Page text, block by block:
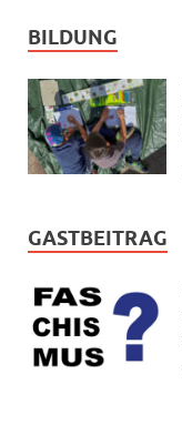
BILDUNG
GASTBEITRAG